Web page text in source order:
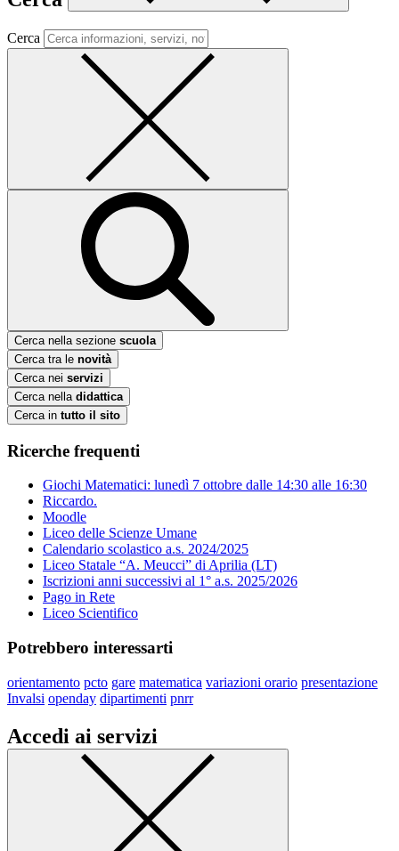
Cerca
Cerca nella sezione scuola
Cerca tra le novità
Cerca nei servizi
Cerca nella didattica
Cerca in tutto il sito
Ricerche frequenti
Giochi Matematici: lunedì 7 ottobre dalle 14:30 alle 16:30
Riccardo.
Moodle
Liceo delle Scienze Umane
Calendario scolastico a.s. 2024/2025
Liceo Statale “A. Meucci” di Aprilia (LT)
Iscrizioni anni successivi al 1° a.s. 2025/2026
Pago in Rete
Liceo Scientifico
Potrebbero interessarti
orientamento pcto gare matematica variazioni orario presentazione
Invalsi openday dipartimenti pnrr
Accedi ai servizi